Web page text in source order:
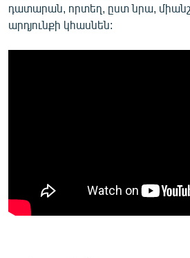
դատարան, որտեղ, ըստ նրա,
արդյունքի կհասնեն: